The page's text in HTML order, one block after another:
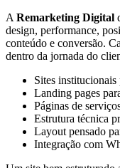
A Remarketing Digital
design, performance,
conteúdo e conversão.
dentro da jornada do
Sites institucionais
Landing pages
Páginas de
Estrutura técnica
Layout pensado
Integração com